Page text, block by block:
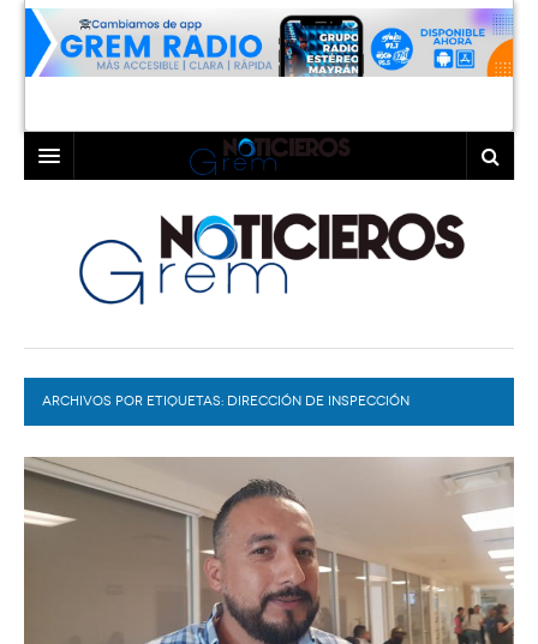
LAGUNA
TORREÓN
GÓMEZ PALACIO
LERDO
COAHUILA
DURANGO
DEPORTES
EXA
DIÁLOGOS CON LA HISTORIA
COLABORADORES
ACTUALIDADES GREM
ARCHIVOS POR ETIQUETAS: DIRECCIÓN DE INSPECCIÓN